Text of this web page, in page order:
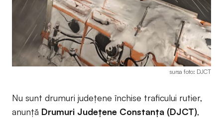
sursa foto: DJCT
Nu sunt drumuri județene închise traficului rutier,
anunță Drumuri Județene Constanța (DJCT),